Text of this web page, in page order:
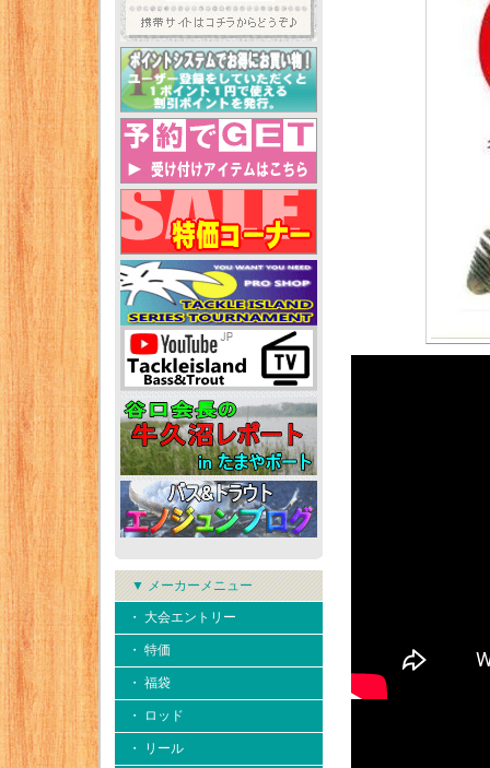
▼ メーカーメニュー
・ 大会エントリー
・ 特価
・ 福袋
・ ロッド
・ リール